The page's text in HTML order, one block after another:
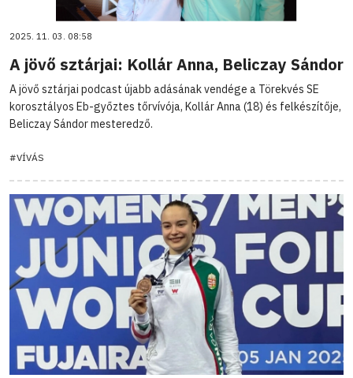
2025. 11. 03. 08:58
A jövő sztárjai: Kollár Anna, Beliczay Sándor
A jövő sztárjai podcast újabb adásának vendége a Törekvés SE
korosztályos Eb-győztes tőrvívója, Kollár Anna (18) és felkészítője,
Beliczay Sándor mesteredző.
#VÍVÁS